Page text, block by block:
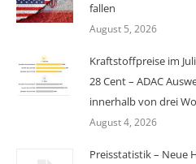
fallen
August 5, 2026
Kraftstoffpreise im
28 Cent – ADAC
innerhalb von drei
August 4, 2026
Preisstatistik – Neue